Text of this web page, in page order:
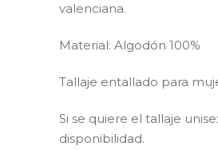
valenciana.
Material: Algodón 100%
Tallaje entallado para
Si se quiere el tallaje
disponibilidad.